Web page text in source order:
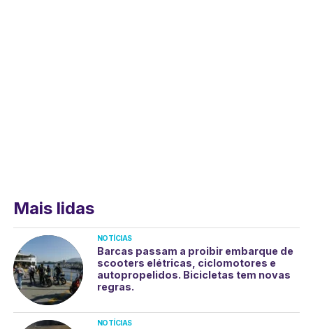
Mais lidas
NOTÍCIAS
Barcas passam a proibir embarque de
scooters elétricas, ciclomotores e
autopropelidos. Bicicletas tem novas
regras.
NOTÍCIAS